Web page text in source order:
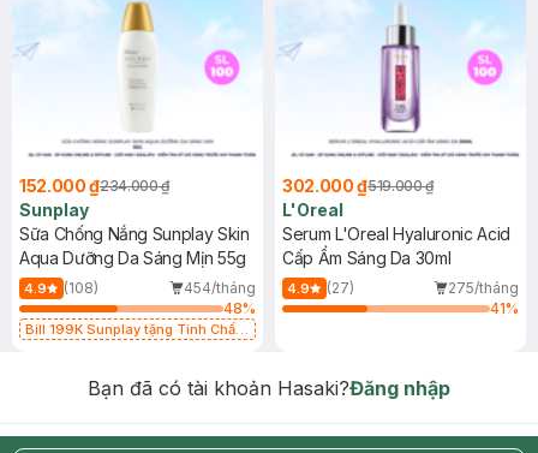
152.000 ₫234.000 ₫
Sunplay
Sữa Chống Nắng Sunplay Skin
Aqua Dưỡng Da Sáng Mịn 55g
4.9 (108)
454/tháng
48%
Bill 199K Sunplay tặng Tinh Chất
302.000 ₫519.000 ₫
L'Oreal
Serum L'Oreal Hyaluronic Acid
Cấp Ẩm Sáng Da 30ml
4.9 (27)
275/tháng
41%
Bạn đã có tài khoản Hasaki?Đăng nhập